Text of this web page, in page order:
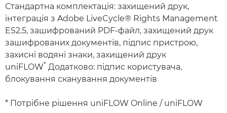
Стандартна комплектація: захищений друк,
інтеграція з Adobe LiveCycle® Rights Management
ES2.5, зашифрований PDF-файл, захищений друк
зашифрованих документів, підпис пристрою,
захисні водяні знаки, захищений друк
uniFLOW* Додатково: підпис користувача,
блокування сканування документів
* Потрібне рішення uniFLOW Online / uniFLOW